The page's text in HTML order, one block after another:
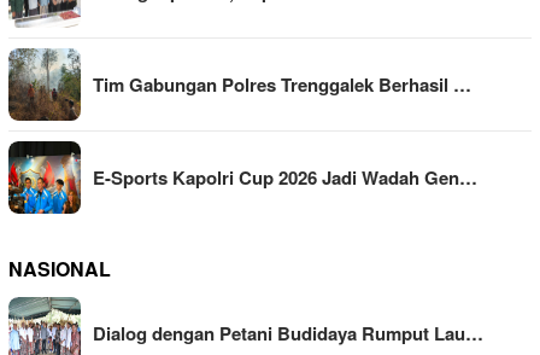
Tim Gabungan Polres Trenggalek Berhasil …
E-Sports Kapolri Cup 2026 Jadi Wadah Gen…
NASIONAL
Dialog dengan Petani Budidaya Rumput Lau…